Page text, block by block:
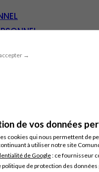
→
de vos données
cookies qui nous permettent de
à utiliser notre site
de Google: ce fournisseur
politique de protection des